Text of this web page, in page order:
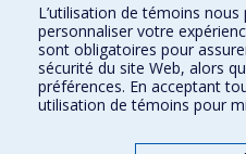
Orthophonie et audiologie
Réadaptation
Directions
L’utilisation de témoins
personnaliser votre
sont obligatoires pour
sécurité du site Web, alors
préférences. En acceptant
utilisation de témoins pour